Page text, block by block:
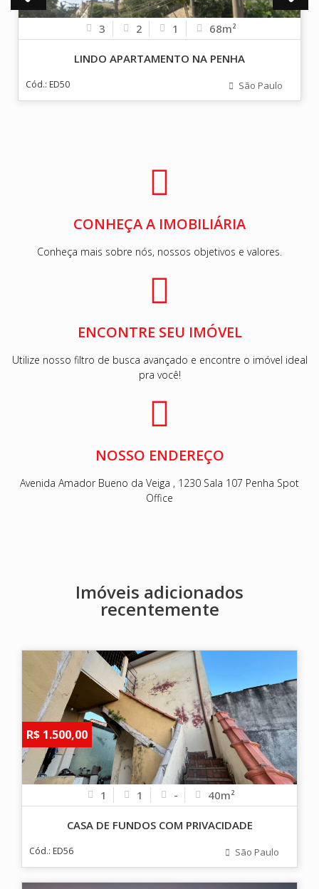
3 2 1 68m²
LINDO APARTAMENTO NA PENHA
Cód.: ED50 São Paulo
CONHEÇA A IMOBILIÁRIA
Conheça mais sobre nós, nossos objetivos e valores.
ENCONTRE SEU IMÓVEL
Utilize nosso filtro de busca avançado e encontre o imóvel ideal
pra você!
NOSSO ENDEREÇO
Avenida Amador Bueno da Veiga , 1230 Sala 107 Penha Spot
Office
Imóveis adicionados
recentemente
R$ 1.500,00
1 1 - 40m²
CASA DE FUNDOS COM PRIVACIDADE
Cód.: ED56 São Paulo